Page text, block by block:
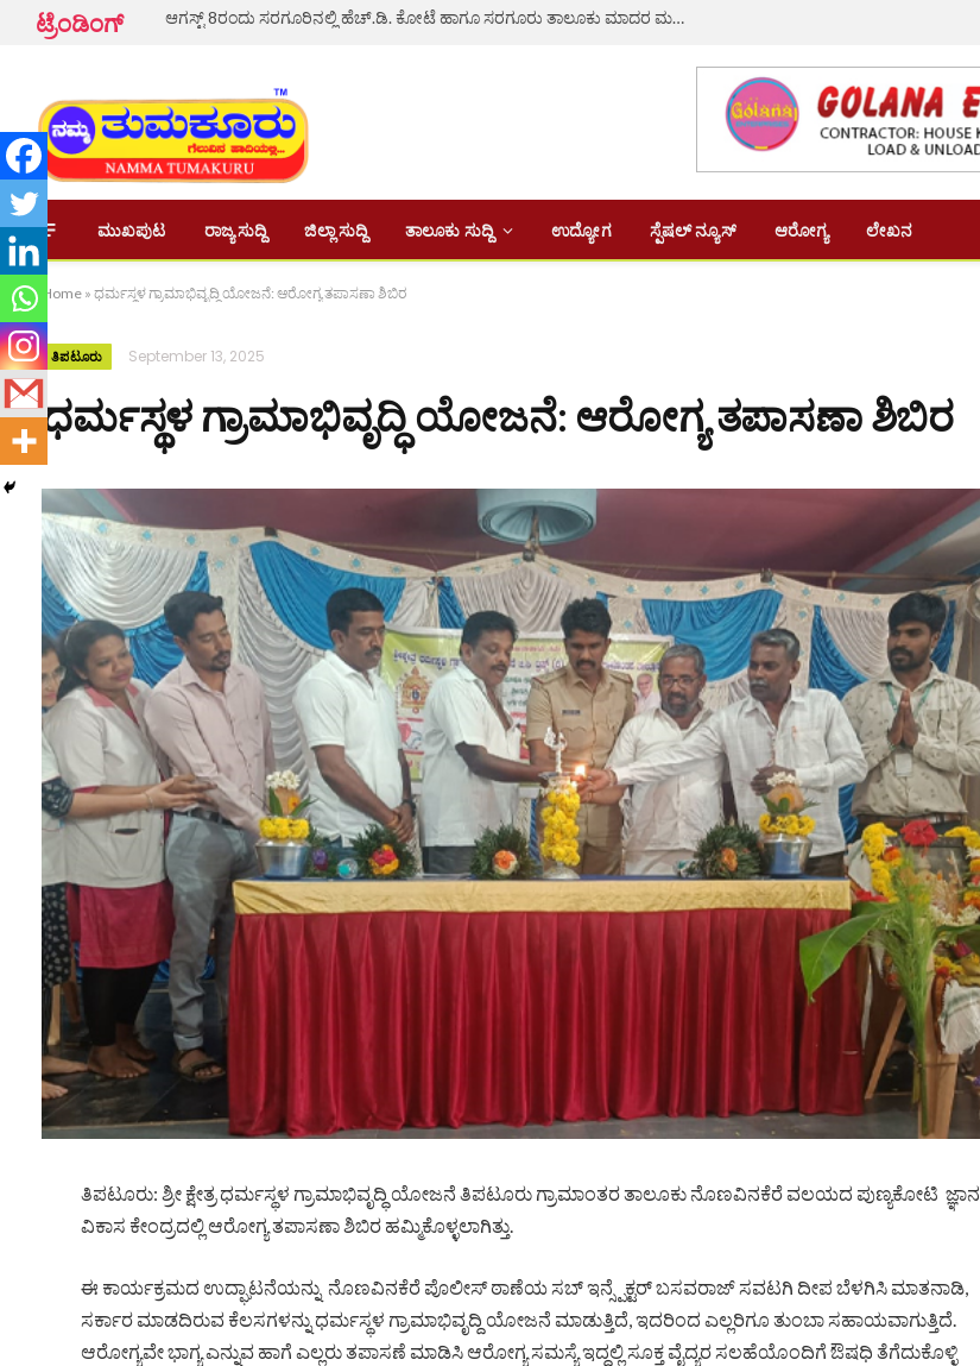
ಟ್ರೆಂಡಿಂಗ್ ಆಗಸ್ಟ್ 8ರಂದು ಸರಗೂರಿನಲ್ಲಿ ಹೆಚ್.ಡಿ. ಕೋಟೆ ಹಾಗೂ ಸರಗೂರು ತಾಲೂಕು ಮಾದರ ಮಹಾಸಭಾ ಉದ್ಘಾಟನೆ ಮತ್ತು ಪ್ರತಿಭಾ ಪುರಸ್ಕಾರ
ಮುಖಪುಟ ರಾಜ್ಯ ಸುದ್ದಿ ಜಿಲ್ಲಾ ಸುದ್ದಿ ತಾಲೂಕು ಸುದ್ದಿ ಉದ್ಯೋಗ ಸ್ಪೆಷಲ್ ನ್ಯೂಸ್ ಆರೋಗ್ಯ ಲೇಖನ
Home » ಧರ್ಮಸ್ಥಳ ಗ್ರಾಮಾಭಿವೃದ್ಧಿ ಯೋಜನೆ: ಆರೋಗ್ಯ ತಪಾಸಣಾ ಶಿಬಿರ
ತಿಪಟೂರು September 13, 2025
ಧರ್ಮಸ್ಥಳ ಗ್ರಾಮಾಭಿವೃದ್ಧಿ ಯೋಜನೆ: ಆರೋಗ್ಯ ತಪಾಸಣಾ ಶಿಬಿರ
ತಿಪಟೂರು: ಶ್ರೀ ಕ್ಷೇತ್ರ ಧರ್ಮಸ್ಥಳ ಗ್ರಾಮಾಭಿವೃದ್ಧಿ ಯೋಜನೆ ತಿಪಟೂರು ಗ್ರಾಮಾಂತರ ತಾಲೂಕು ನೊಣವಿನಕೆರೆ ವಲಯದ ಪುಣ್ಯಕೋಟಿ ಜ್ಞಾನ
ವಿಕಾಸ ಕೇಂದ್ರದಲ್ಲಿ ಆರೋಗ್ಯ ತಪಾಸಣಾ ಶಿಬಿರ ಹಮ್ಮಿಕೊಳ್ಳಲಾಗಿತ್ತು.
ಈ ಕಾರ್ಯಕ್ರಮದ ಉದ್ಘಾಟನೆಯನ್ನು ನೊಣವಿನಕೆರೆ ಪೊಲೀಸ್ ಠಾಣೆಯ ಸಬ್ ಇನ್ಸ್ಪೆಕ್ಟರ್ ಬಸವರಾಜ್ ಸವಟಗಿ ದೀಪ ಬೆಳಗಿಸಿ ಮಾತನಾಡಿ,
ಸರ್ಕಾರ ಮಾಡದಿರುವ ಕೆಲಸಗಳನ್ನು ಧರ್ಮಸ್ಥಳ ಗ್ರಾಮಾಭಿವೃದ್ದಿ ಯೋಜನೆ ಮಾಡುತ್ತಿದೆ, ಇದರಿಂದ ಎಲ್ಲರಿಗೂ ತುಂಬಾ ಸಹಾಯವಾಗುತ್ತಿದೆ.
ಆರೋಗ್ಯವೇ ಭಾಗ್ಯ ಎನ್ನುವ ಹಾಗೆ ಎಲ್ಲರು ತಪಾಸಣೆ ಮಾಡಿಸಿ ಆರೋಗ್ಯ ಸಮಸ್ಯೆ ಇದ್ದಲ್ಲಿ ಸೂಕ್ತ ವೈದ್ಯರ ಸಲಹೆಯೊಂದಿಗೆ ಔಷಧಿ ತೆಗೆದುಕೊಳ್ಳಿ